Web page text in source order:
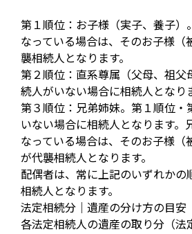
第１順位：お子様（実子、養子）
なっている場合は、そのお子様（
襲相続人となります。
第２順位：直系尊属（父母、祖父
続人がいない場合に相続人となり
第３順位：兄弟姉妹。第１順位・
いない場合に相続人となります。
なっている場合は、そのお子様（
が代襲相続人となります。
配偶者は、常に上記のいずれかの
相続人となります。
法定相続分｜遺産の分け方の目安
各法定相続人の遺産の取り分（法